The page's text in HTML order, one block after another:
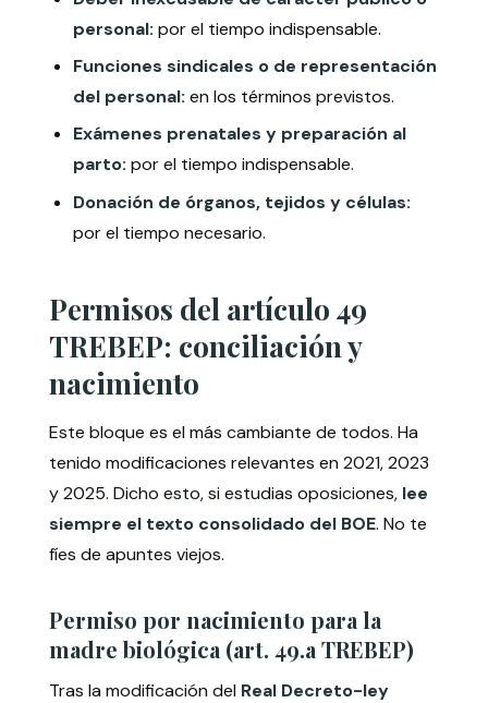
personal: por el tiempo indispensable.
Funciones sindicales o de representación
del personal: en los términos previstos.
Exámenes prenatales y preparación al
parto: por el tiempo indispensable.
Donación de órganos, tejidos y células:
por el tiempo necesario.
Permisos del artículo 49
TREBEP: conciliación y
nacimiento
Este bloque es el más cambiante de todos. Ha
tenido modificaciones relevantes en 2021, 2023
y 2025. Dicho esto, si estudias oposiciones, lee
siempre el texto consolidado del BOE. No te
fíes de apuntes viejos.
Permiso por nacimiento para la
madre biológica (art. 49.a TREBEP)
Tras la modificación del Real Decreto-ley